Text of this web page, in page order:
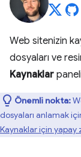
Web sitenizin
dosyaları ve
Kaynaklar
Önemli nokta:
dosyaları anlamak
Kaynaklar için yapay